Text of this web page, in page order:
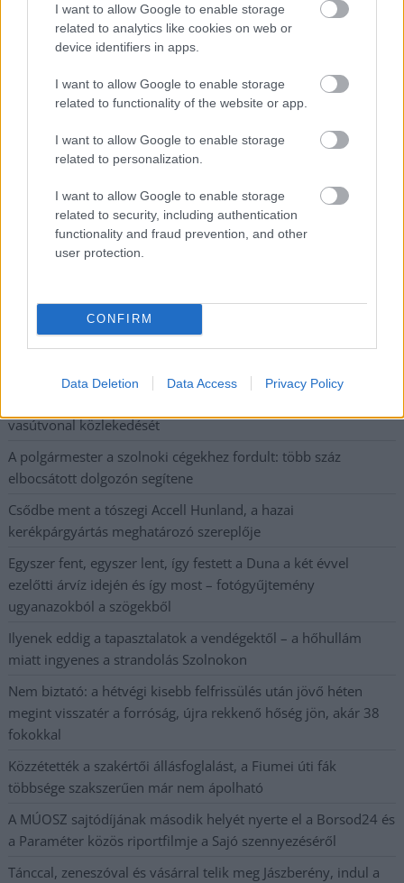
I want to allow Google to enable storage
related to analytics like cookies on web or
device identifiers in apps.
I want to allow Google to enable storage
related to functionality of the website or app.
I want to allow Google to enable storage
related to personalization.
I want to allow Google to enable storage
related to security, including authentication
functionality and fraud prevention, and other
user protection.
CONFIRM
Data Deletion Data Access Privacy Policy
kapott, más fideszesek még kevesebbet vittek haza
A Szolnok megyei gazdák nagyon nem akarták a JÉGER
Csendélet 5.0: alig balesetveszélyes lépcső és remek
állapotban levő buszmegálló mutatja, hogy Szolnok mennyire
élhető város
Napokon belül megválasztja az új köztársasági elnököt az
Országgyűlés
Kiterjedt tüzek pusztítanak az országban, köztük Karcagon
javítottak, helikoptereket is bevetettek a tüzeknél
A zárkában rosszul lett, elájult – ilyen körülményekről
vasútvonal közlekedését
A polgármester a szolnoki cégekhez fordult: több száz
elbocsátott dolgozón segítene
Csődbe ment a tószegi Accell Hunland, a hazai
kerékpárgyártás meghatározó szereplője
Egyszer fent, egyszer lent, így festett a Duna a két évvel
ezelőtti árvíz idején és így most – fotógyűjtemény
ugyanazokból a szögekből
Ilyenek eddig a tapasztalatok a vendégektől – a hőhullám
miatt ingyenes a strandolás Szolnokon
Nem biztató: a hétvégi kisebb felfrissülés után jövő héten
megint visszatér a forróság, újra rekkenő hőség jön, akár 38
fokokkal
Közzétették a szakértői állásfoglalást, a Fiumei úti fák
többsége szakszerűen már nem ápolható
A MÚOSZ sajtódíjának második helyét nyerte el a Borsod24 és
a Paraméter közös riportfilmje a Sajó szennyezéséről
Tánccal, zeneszóval és vásárral telik meg Jászberény, indul a